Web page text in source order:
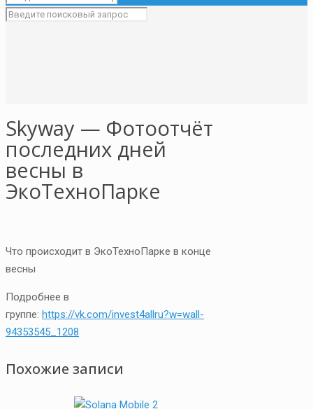
Skyway — Фотоотчёт
последних дней
весны в
ЭкоТехноПарке
Что происходит в ЭкоТехноПарке в конце
весны
Подробнее в
группе: https://vk.com/invest4allru?w=wall-
94353545_1208
Похожие записи